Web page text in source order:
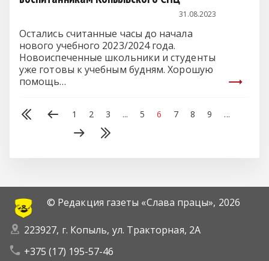
31.08.2023
Остались считанные часы до начала
нового учебного 2023/2024 года.
Новоиспеченные школьники и студенты
уже готовы к учебным будням. Хорошую
помощь…
1 2 3 ... 5 6 7 8 9 ...
© Редакция газеты «Слава працы», 2026
223927, г. Копыль, ул. Тракторная, 2А
+375 (17) 195-57-46